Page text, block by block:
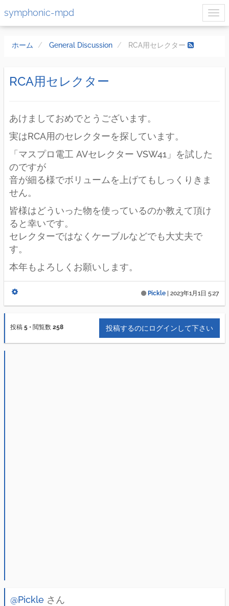
symphonic-mpd
ホーム General Discussion RCA用セレクター
RCA用セレクター
あけましておめでとうございます。
実はRCA用のセレクターを探しています。
「マスプロ電工 AVセレクター VSW41」を試した
のですが
音が細る様でボリュームを上げてもしっくりきま
せん。
皆様はどういった物を使っているのか教えて頂け
ると幸いです。
セレクターではなくケーブルなどでも大丈夫で
す。
本年もよろしくお願いします。
Pickle 2023年1月1日 5:27
投稿 5 • 閲覧数 258 投稿するのにログインして下さい
@Pickle さん